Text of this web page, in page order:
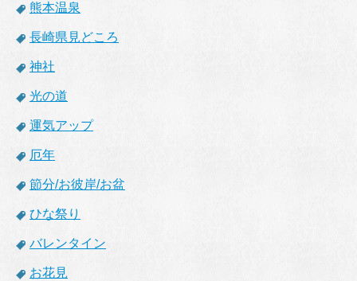
熊本温泉
長崎県見どころ
神社
光の道
運気アップ
厄年
節分/お彼岸/お盆
ひな祭り
バレンタイン
お花見